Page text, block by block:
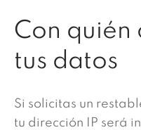
Con quién
tus datos
Si solicitas un
tu dirección IP será